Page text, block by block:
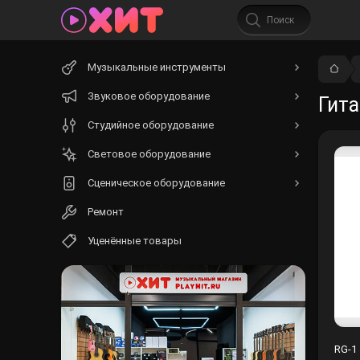
RG-
Музыкальные инструменты
Звуковое оборудование
Студийное оборудование
Световое оборудование
Сценическое оборудование
Ремонт
Уценённые товары